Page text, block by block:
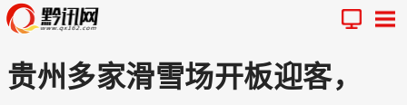
贵州多家滑雪场开板迎客，